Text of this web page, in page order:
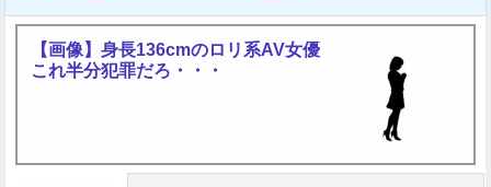
【画像】身長136cmのロリ系AV女優
これ半分犯罪だろ・・・